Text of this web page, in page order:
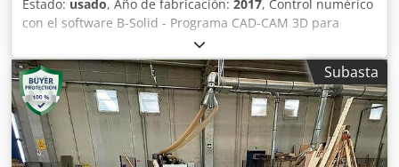
Estado: usado, Año de fabricación: 2017, Control numérico
con el software B-Solid - Programa CAD-CAM 3D para
diseñar, simular y gestionar procesos Centros de
mecanizado y taladradoras de Biesse Software BNest -
módulo de software para la elaboración en modo nesting
que permite crear proyectos contiene la lista de artículos
con las cantidades a producir y la lista de paneles a
utilizar con el objetivo de minimizar el uso de material y
los tiempos de procesamiento Rango de trabajo en el eje X
Subasta